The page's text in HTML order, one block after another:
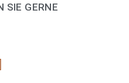
SIE GERNE